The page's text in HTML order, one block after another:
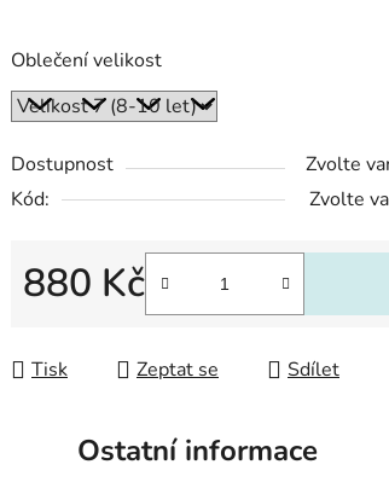
Oblečení velikost
Dostupnost
Zvolte
Kód:
Zvolte
880 Kč
Tisk Zeptat se Sdílet
Ostatní informace